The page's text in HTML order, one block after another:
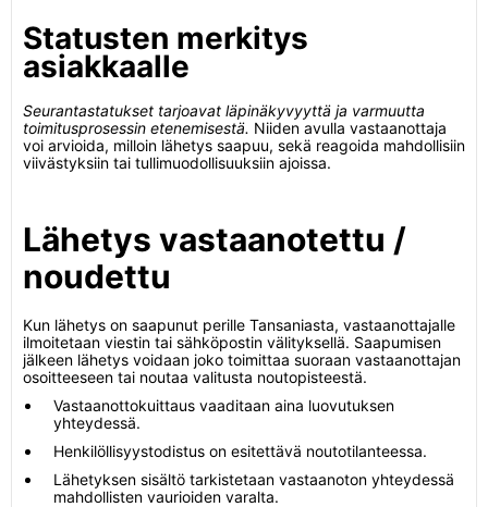
Statusten merkitys
asiakkaalle
Seurantastatukset tarjoavat läpinäkyvyyttä ja varmuutta
toimitusprosessin etenemisestä. Niiden avulla vastaanottaja
voi arvioida, milloin lähetys saapuu, sekä reagoida mahdollisiin
viivästyksiin tai tullimuodollisuuksiin ajoissa.
Lähetys vastaanotettu /
noudettu
Kun lähetys on saapunut perille Tansaniasta, vastaanottajalle
ilmoitetaan viestin tai sähköpostin välityksellä. Saapumisen
jälkeen lähetys voidaan joko toimittaa suoraan vastaanottajan
osoitteeseen tai noutaa valitusta noutopisteestä.
Vastaanottokuittaus vaaditaan aina luovutuksen
yhteydessä.
Henkilöllisyystodistus on esitettävä noutotilanteessa.
Lähetyksen sisältö tarkistetaan vastaanoton yhteydessä
mahdollisten vaurioiden varalta.